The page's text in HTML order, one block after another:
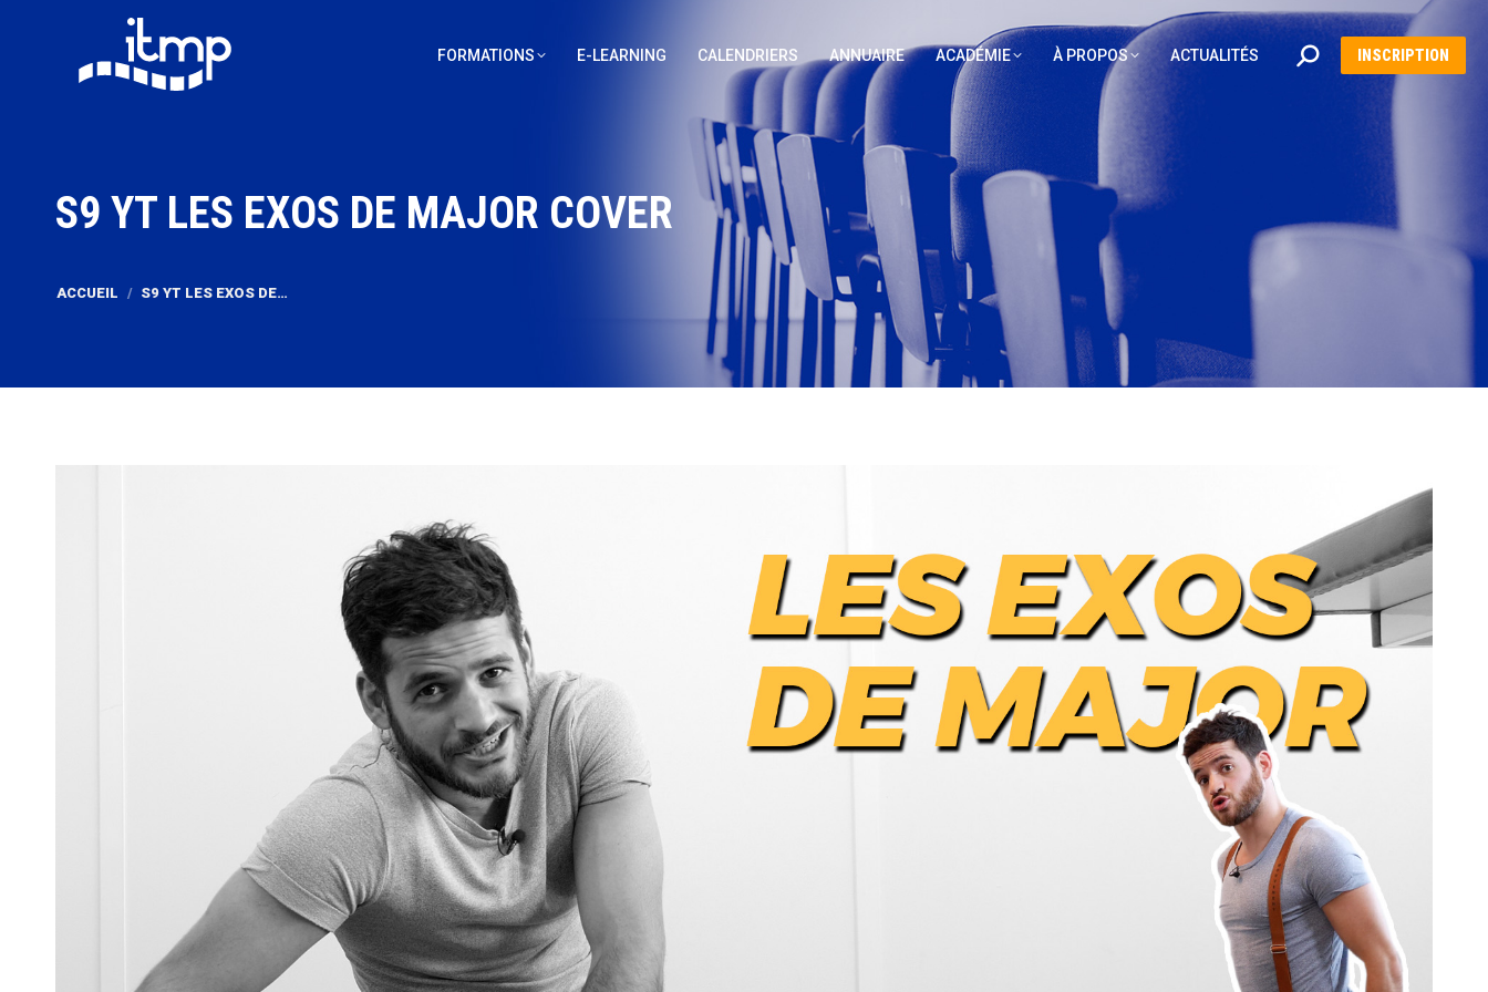
FORMATIONS E-LEARNING CALENDRIERS ANNUAIRE ACADÉMIE À PROPOS ACTUALITÉS
RechercheINSCRIPTION
S9 YT LES EXOS DE MAJOR COVER
ACCUEIL S9 YT LES EXOS DE…